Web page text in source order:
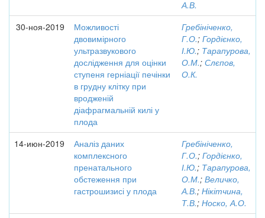
А.В.
30-ноя-2019
Можливості
двовимірного
ультразвукового
дослідження для оцінки
ступеня герніації печінки
в грудну клітку при
вродженій
діафрагмальній килі у
плода
Гребініченко,
Г.О.; Гордієнко,
І.Ю.; Тарапурова,
О.М.; Слєпов,
О.К.
14-июн-2019
Аналіз даних
комплексного
пренатального
обстеження при
гастрошизисі у плода
Гребініченко,
Г.О.; Гордієнко,
І.Ю.; Тарапурова,
О.М.; Величко,
А.В.; Нікітчина,
Т.В.; Носко, А.О.